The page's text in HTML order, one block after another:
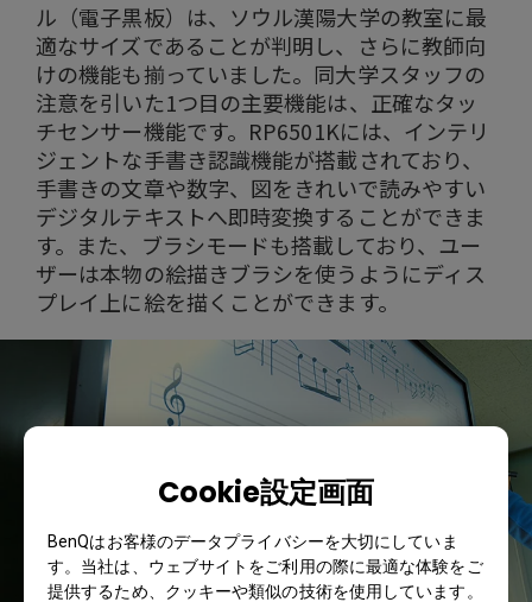
Cookie設定画面
BenQはお客様のデータプライバシーを大切にしていま
す。当社は、ウェブサイトをご利用の際に最適な体験をご
提供するため、クッキーや類似の技術を使用しています。
ル（電子黒板）は、ソウル漢陽大学の教室に最
適なサイズであることが判明し、さらに教師向
けの機能も揃っていました。同大学スタッフの
注意を引いた1つ目の主要機能は、正確なタッ
チセンサー機能です。RP6501Kには、インテリ
ジェントな手書き認識機能が搭載されており、
手書きの文章や数字、図をきれいで読みやすい
デジタルテキストへ即時変換することができま
す。また、ブラシモードも搭載しており、ユー
ザーは本物の絵描きブラシを使うようにディス
プレイ上に絵を描くことができます。